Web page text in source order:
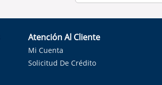
Atención Al Cliente
Mi Cuenta
Solicitud De Crédito